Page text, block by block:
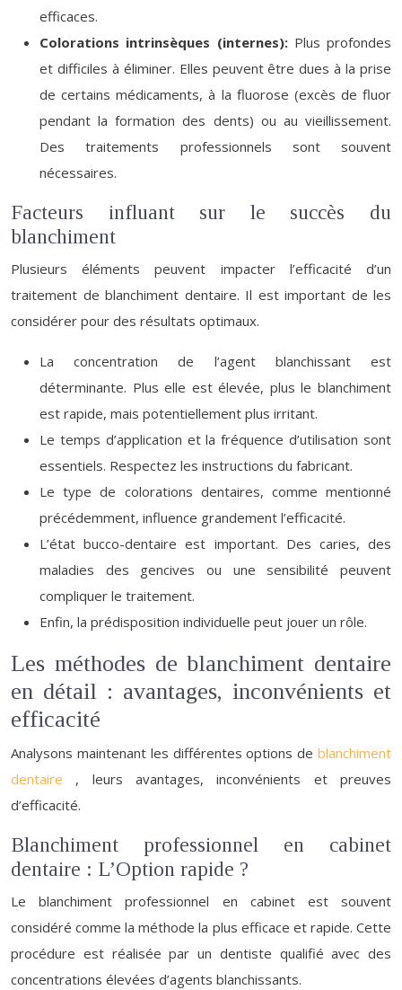
efficaces.
Colorations intrinsèques (internes): Plus profondes
et difficiles à éliminer. Elles peuvent être dues à la prise
de certains médicaments, à la fluorose (excès de fluor
pendant la formation des dents) ou au vieillissement.
Des traitements professionnels sont souvent
nécessaires.
Facteurs influant sur le succès du
blanchiment
Plusieurs éléments peuvent impacter l’efficacité d’un
traitement de blanchiment dentaire. Il est important de les
considérer pour des résultats optimaux.
La concentration de l’agent blanchissant est
déterminante. Plus elle est élevée, plus le blanchiment
est rapide, mais potentiellement plus irritant.
Le temps d’application et la fréquence d’utilisation sont
essentiels. Respectez les instructions du fabricant.
Le type de colorations dentaires, comme mentionné
précédemment, influence grandement l’efficacité.
L’état bucco-dentaire est important. Des caries, des
maladies des gencives ou une sensibilité peuvent
compliquer le traitement.
Enfin, la prédisposition individuelle peut jouer un rôle.
Les méthodes de blanchiment dentaire
en détail : avantages, inconvénients et
efficacité
Analysons maintenant les différentes options de blanchiment
dentaire , leurs avantages, inconvénients et preuves
d’efficacité.
Blanchiment professionnel en cabinet
dentaire : L’Option rapide ?
Le blanchiment professionnel en cabinet est souvent
considéré comme la méthode la plus efficace et rapide. Cette
procédure est réalisée par un dentiste qualifié avec des
concentrations élevées d’agents blanchissants.